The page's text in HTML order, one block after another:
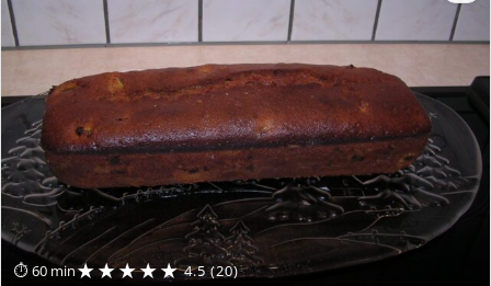
⏱ 60 min★★★★★ 4.5 (20)